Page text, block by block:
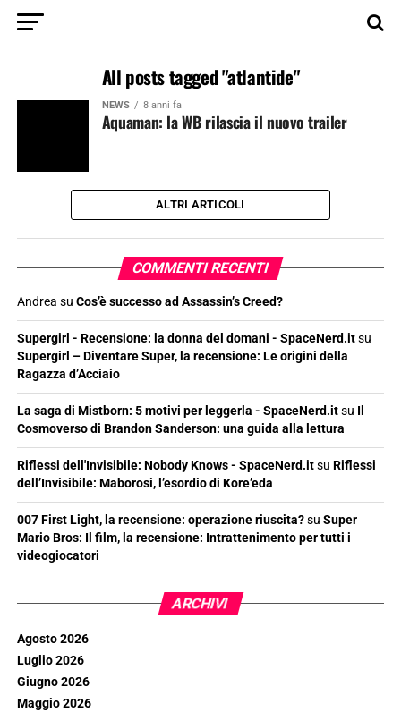
All posts tagged "atlantide"
NEWS 8 anni fa
Aquaman: la WB rilascia il nuovo trailer
ALTRI ARTICOLI
COMMENTI RECENTI
Andrea su Cos’è successo ad Assassin’s Creed?
Supergirl - Recensione: la donna del domani - SpaceNerd.itsu
Supergirl – Diventare Super, la recensione: Le origini della
Ragazza d’Acciaio
La saga di Mistborn: 5 motivi per leggerla - SpaceNerd.itsu Il
Cosmoverso di Brandon Sanderson: una guida alla lettura
Riflessi dell'Invisibile: Nobody Knows - SpaceNerd.itsu Riflessi
dell’Invisibile: Maborosi, l’esordio di Kore’eda
007 First Light, la recensione: operazione riuscita?su Super
Mario Bros: Il film, la recensione: Intrattenimento per tutti i
videogiocatori
ARCHIVI
Agosto 2026
Luglio 2026
Giugno 2026
Maggio 2026